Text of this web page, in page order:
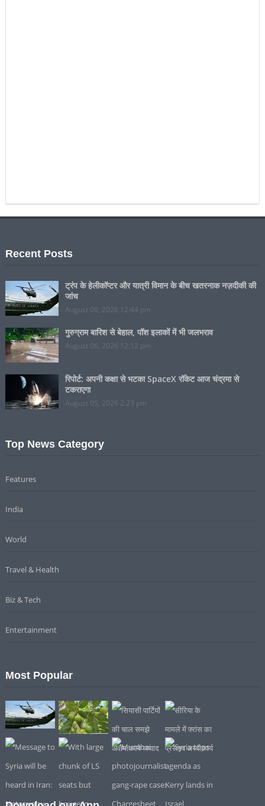
Recent Posts
ट्रंप के हेलीकॉप्टर और यात्री विमान के बीच खतरनाक नज़दीकी की
जांच
August 06, 2026 12:44 pm
गुरुग्राम बारिश से बेहाल, पॉश इलाकों में भी जलभराव
August 06, 2026 12:12 pm
रिपोर्ट: अपनी कक्षा से भटका SpaceX रॉकेट आज चंद्रमा से
टकराएगा
August 05, 2026 2:23 pm
Top News Category
Features
India
World
Travel & Health
Biz & Tech
Entertainment
Most Popular